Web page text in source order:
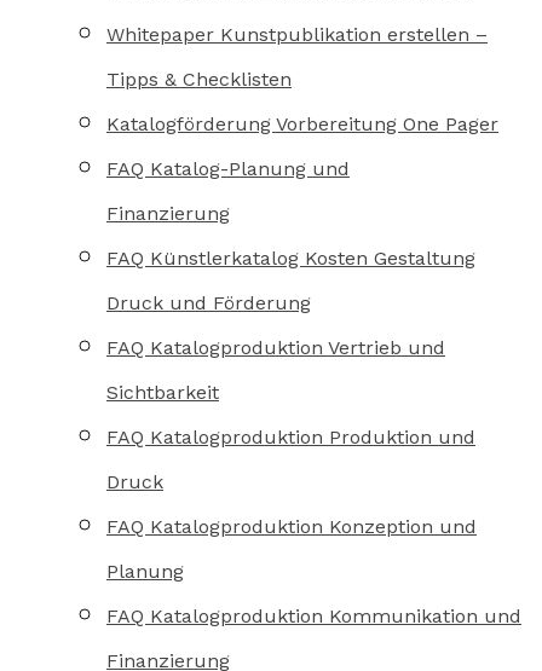
Whitepaper Kunstpublikation erstellen –
Tipps & Checklisten
Katalogförderung Vorbereitung One Pager
FAQ Katalog-Planung und
Finanzierung
FAQ Künstlerkatalog Kosten Gestaltung
Druck und Förderung
FAQ Katalogproduktion Vertrieb und
Sichtbarkeit
FAQ Katalogproduktion Produktion und
Druck
FAQ Katalogproduktion Konzeption und
Planung
FAQ Katalogproduktion Kommunikation und
Finanzierung